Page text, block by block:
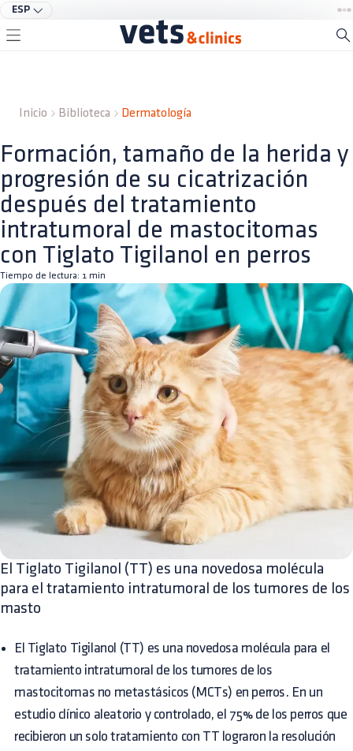
ESP
Inicio Biblioteca Dermatología
Formación, tamaño de la herida y
progresión de su cicatrización
después del tratamiento
intratumoral de mastocitomas
con Tiglato Tigilanol en perros
Tiempo de lectura: 1 min
El Tiglato Tigilanol (TT) es una novedosa molécula
para el tratamiento intratumoral de los tumores de los
masto
El Tiglato Tigilanol (TT) es una novedosa molécula para el
tratamiento intratumoral de los tumores de los
mastocitomas no metastásicos (MCTs) en perros. En un
estudio clínico aleatorio y controlado, el 75% de los perros que
recibieron un solo tratamiento con TT lograron la resolución